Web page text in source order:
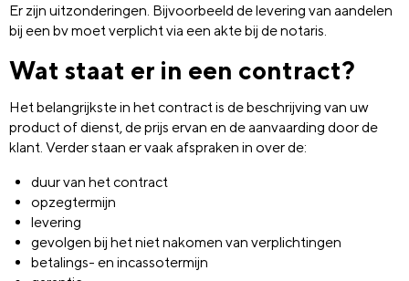
Er zijn uitzonderingen. Bijvoorbeeld de levering van aandelen
bij een bv moet verplicht via een akte bij de notaris.
Wat staat er in een contract?
Het belangrijkste in het contract is de beschrijving van uw
product of dienst, de prijs ervan en de aanvaarding door de
klant. Verder staan er vaak afspraken in over de:
duur van het contract
opzegtermijn
levering
gevolgen bij het niet nakomen van verplichtingen
betalings- en incassotermijn